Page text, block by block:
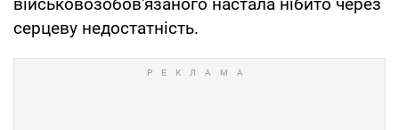
серцеву недостатність.